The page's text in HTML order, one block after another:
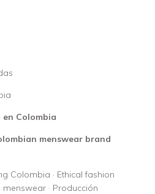
en Colombia
menswear brand
Colombia · Ethical fashion
· Producción